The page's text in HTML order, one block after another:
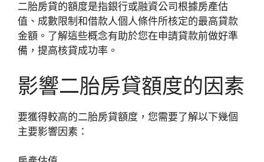
二胎房貸的額度是指銀行或融資公司根據房產估
值、成數限制和借款人個人條件所核定的最高貸款
金額。了解這些概念有助於您在申請貸款前做好準
備，提高核貸成功率。
影響二胎房貸額度的因素
要獲得較高的二胎房貸額度，您需要了解以下幾個
主要影響因素：